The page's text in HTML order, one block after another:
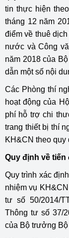
tin thực hiện
tháng 12 năm
điểm về thuê
nước và Công
năm 2018 của
dẫn một số nội
Các Phòng thí
hoạt động của
phí hỗ trợ chi
trang thiết bị thí
KH&CN theo quy
Quy định về tiến
Quy trình xác
nhiệm vụ
tư số 50/2014/
Thông tư số 37/
của Bộ trưởng